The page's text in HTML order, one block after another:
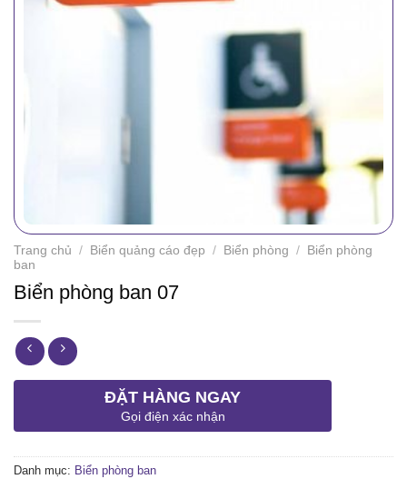
Trang chủ / Biển quảng cáo đẹp / Biển phòng /
Biển phòng
ban
Biển phòng ban 07
ĐẶT HÀNG NGAY
Gọi điện xác nhận
Danh mục: Biển phòng ban